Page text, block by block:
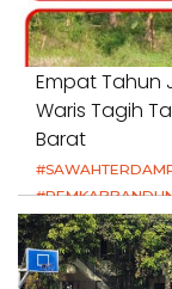
Empat Tahun
Waris Tagih
Barat
#HAKPETANI